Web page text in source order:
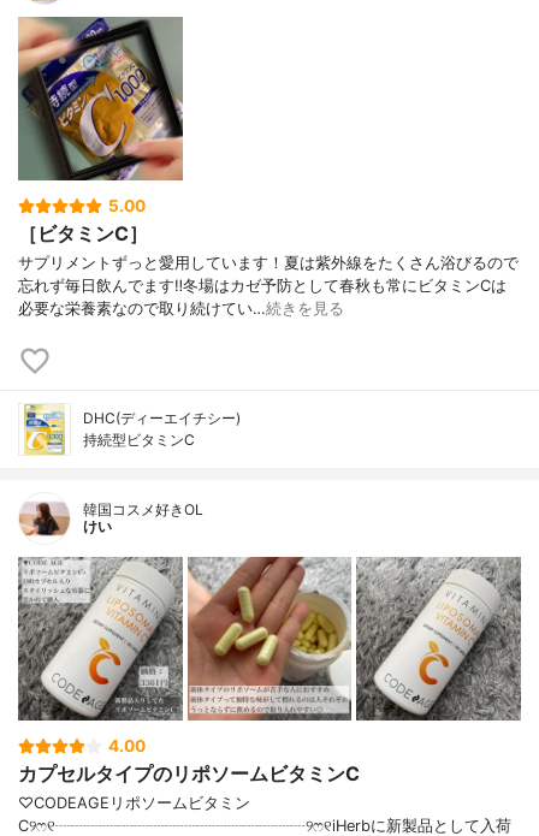
5.00
［ビタミンC］
サプリメントずっと愛用しています！夏は紫外線をたくさん浴びるので
忘れず毎日飲んでます‼︎冬場はカゼ予防として春秋も常にビタミンCは
必要な栄養素なので取り続けてい…続きを見る
DHC(ディーエイチシー)
持続型ビタミンC
韓国コスメ好きOL
けい
4.00
カプセルタイプのリポソームビタミンC
♡CODEAGEリポソームビタミン
C୨ෆ୧┈┈┈┈┈┈┈┈┈┈┈┈┈┈┈┈୨ෆ୧iHerbに新製品として入荷